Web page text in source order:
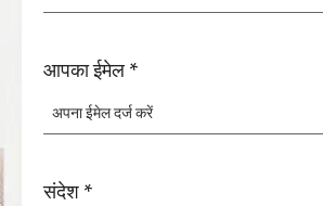
आपका ईमेल *
संदेश *